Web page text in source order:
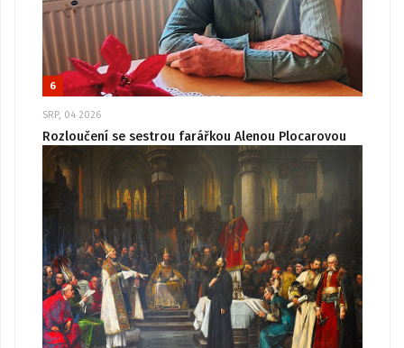
6
SRP, 04 2026
Rozloučení se sestrou farářkou Alenou Plocarovou